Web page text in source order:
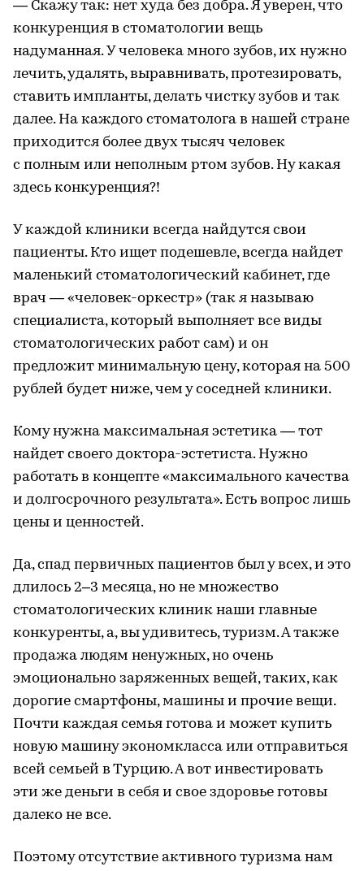
— Скажу так: нет худа без добра. Я уверен, что
конкуренция в стоматологии вещь
надуманная. У человека много зубов, их нужно
лечить, удалять, выравнивать, протезировать,
ставить импланты, делать чистку зубов и так
далее. На каждого стоматолога в нашей стране
приходится более двух тысяч человек
с полным или неполным ртом зубов. Ну какая
здесь конкуренция?!
У каждой клиники всегда найдутся свои
пациенты. Кто ищет подешевле, всегда найдет
маленький стоматологический кабинет, где
врач — «человек-оркестр» (так я называю
специалиста, который выполняет все виды
стоматологических работ сам) и он
предложит минимальную цену, которая на 500
рублей будет ниже, чем у соседней клиники.
Кому нужна максимальная эстетика — тот
найдет своего доктора-эстетиста. Нужно
работать в концепте «максимального качества
и долгосрочного результата». Есть вопрос лишь
цены и ценностей.
Да, спад первичных пациентов был у всех, и это
длилось 2–3 месяца, но не множество
стоматологических клиник наши главные
конкуренты, а, вы удивитесь, туризм. А также
продажа людям ненужных, но очень
эмоционально заряженных вещей, таких, как
дорогие смартфоны, машины и прочие вещи.
Почти каждая семья готова и может купить
новую машину экономкласса или отправиться
всей семьей в Турцию. А вот инвестировать
эти же деньги в себя и свое здоровье готовы
далеко не все.
Поэтому отсутствие активного туризма нам